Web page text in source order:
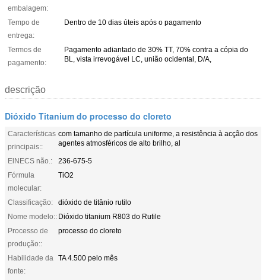
embalagem:
Tempo de
entrega:
Dentro de 10 dias úteis após o pagamento
Termos de
pagamento:
Pagamento adiantado de 30% TT, 70% contra a cópia do
BL, vista irrevogável LC, união ocidental, D/A,
descrição
Dióxido Titanium do processo do cloreto
Características
principais::
com tamanho de partícula uniforme, a resistência à acção dos
agentes atmosféricos de alto brilho, al
ElNECS não.:
236-675-5
Fórmula
molecular:
TiO2
Classificação:
dióxido de titânio rutilo
Nome modelo:: Dióxido titanium R803 do Rutile
Processo de
produção::
processo do cloreto
Habilidade da
fonte:
TA 4.500 pelo mês